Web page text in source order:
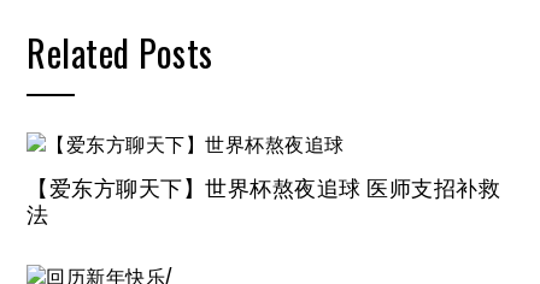
Related Posts
【爱东方聊天下】世界杯熬夜追球 医师支招补救
法